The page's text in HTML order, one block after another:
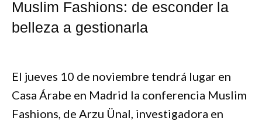
Muslim Fashions: de esconder la
belleza a gestionarla
El jueves 10 de noviembre tendrá lugar en
Casa Árabe en Madrid la conferencia Muslim
Fashions, de Arzu Ünal, investigadora en